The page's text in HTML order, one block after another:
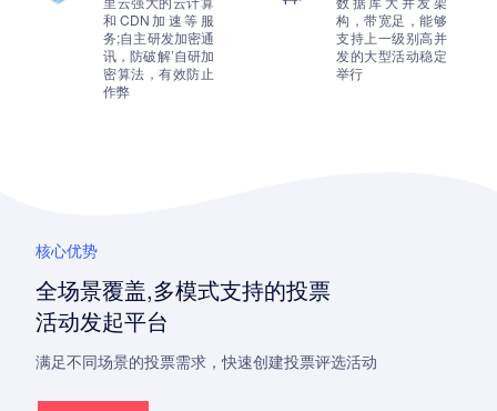
和CDN加速等服
务;自主研发加密通
讯，防破解’自研加
密算法，有效防止
作弊
构，带宽足，能够
支持上一级别高并
发的大型活动稳定
举行
核心优势
全场景覆盖,多模式支持的投票
活动发起平台
满足不同场景的投票需求，快速创建投票评选活动